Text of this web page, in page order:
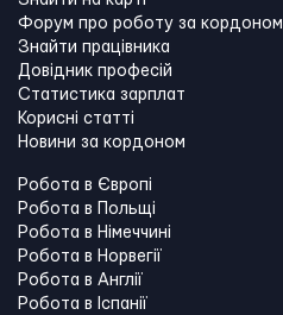
Форум про роботу за кордоном
Знайти працівника
Довідник професій
Статистика зарплат
Корисні статті
Новини за кордоном
Робота в Європі
Робота в Польщі
Робота в Німеччині
Робота в Норвегії
Робота в Англії
Робота в Іспанії